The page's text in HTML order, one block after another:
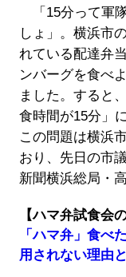
「15分って軍
しょ」。横浜市
れている配達弁
ンバーグを食べ
ました。すると
食時間が15分」
この問題は横浜
おり、先日の市
新聞横浜総局・
【ハマ弁試食会
「ハマ弁」食べ
用されない理由